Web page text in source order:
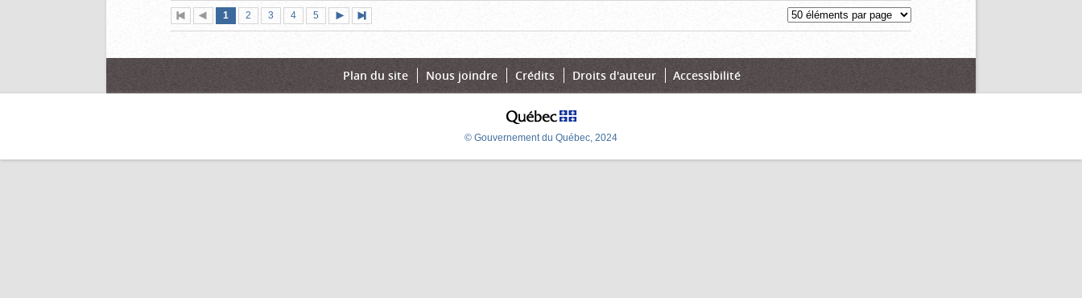
Première
page
Page
précédente
Page
1 (page
actuelle)
Page
2 Page
3 Page
4 Page
5
suivante
page
Plan du site Nous joindre Crédits Droits d'auteur Accessibilité
© Gouvernement du Québec, 2024